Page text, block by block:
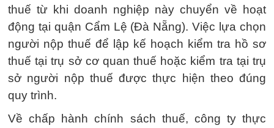
thuế từ khi doanh nghiệp này chuyển về hoạt
động tại quận Cẩm Lệ (Đà Nẵng). Việc lựa chọn
người nộp thuế để lập kế hoạch kiểm tra hồ sơ
thuế tại trụ sở cơ quan thuế hoặc kiểm tra tại trụ
sở người nộp thuế được thực hiện theo đúng
quy trình.
Về chấp hành chính sách thuế, công ty thực